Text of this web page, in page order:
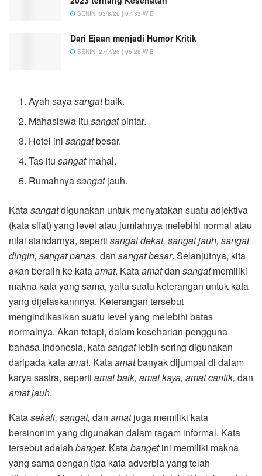
SENIN, 03/8/26 | 07:33 WIB
Dari Ejaan menjadi Humor Kritik
SENIN, 27/7/26 | 05:28 WIB
Ayah sayasangatbaik.
Mahasiswa itusangatpintar.
Hotel inisangatbesar.
Tas itusangatmahal.
Rumahnyasangatjauh.
Katasangatdigunakan untuk menyatakan suatu adjektiva
(kata sifat) yang level atau jumlahnya melebihi normal atau
nilai standarnya, seperti sangat dekat, sangat jauh, sangat
dingin, sangat panas, dan sangat besar. Selanjutnya, kita
akan beralih ke kataamat. Kataamatdan sangatmemiliki
makna kata yang sama, yaitu suatu keterangan untuk kata
yang dijelaskannnya. Keterangan tersebut
mengindikasikan suatu level yang melebihi batas
normalnya. Akan tetapi, dalam keseharian pengguna
bahasa Indonesia, katasangatlebih sering digunakan
daripada kataamat. Kataamatbanyak dijumpai di dalam
karya sastra, seperti amat baik, amat kaya, amat cantik, dan
amat jauh.
Katasekali, sangat, dan amatjuga memiliki kata
bersinonim yang digunakan dalam ragam informal. Kata
tersebut adalah banget. Katabangetini memiliki makna
yang sama dengan tiga kata adverbia yang telah